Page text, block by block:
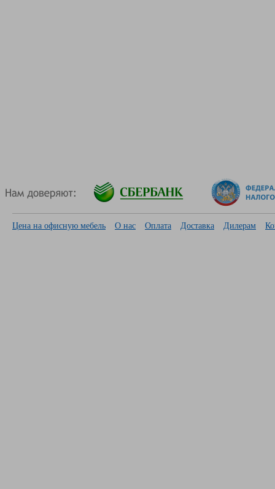
Цена на офисную мебель О нас Оплата Доставка Дилерам